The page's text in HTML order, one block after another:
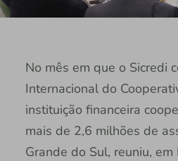
No mês em que o Sicredi
Internacional do
instituição financeira
mais de 2,6 milhões de
Grande do Sul, reuniu,